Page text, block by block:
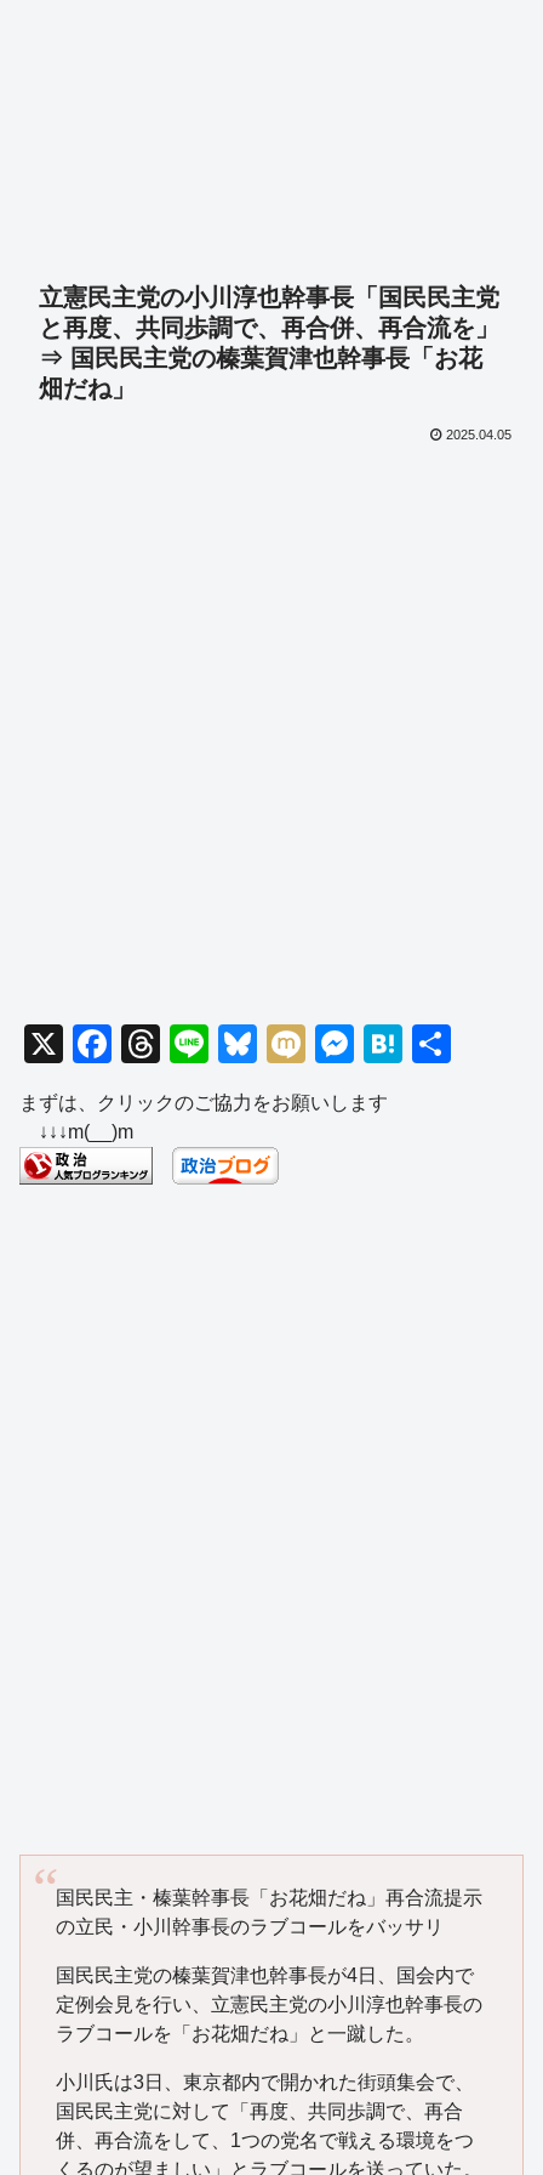
立憲民主党の小川淳也幹事長「国民民主党
と再度、共同歩調で、再合併、再合流を」
⇒ 国民民主党の榛葉賀津也幹事長「お花
畑だね」
2025.04.05
X
F
a
c
e
b
T
hr
e
a
d
Li
n
e
Bl
u
e
sk
y
M
ixi
M
e
ss
H
まずは、クリックのご協力をお願いします
↓↓↓m(__)m
国民民主・榛葉幹事長「お花畑だね」再合流提示
の立民・小川幹事長のラブコールをバッサリ
国民民主党の榛葉賀津也幹事長が4日、国会内で
定例会見を行い、立憲民主党の小川淳也幹事長の
ラブコールを「お花畑だね」と一蹴した。
小川氏は3日、東京都内で開かれた街頭集会で、
国民民主党に対して「再度、共同歩調で、再合
併、再合流をして、1つの党名で戦える環境をつ
くるのが望ましい」とラブコールを送っていた。